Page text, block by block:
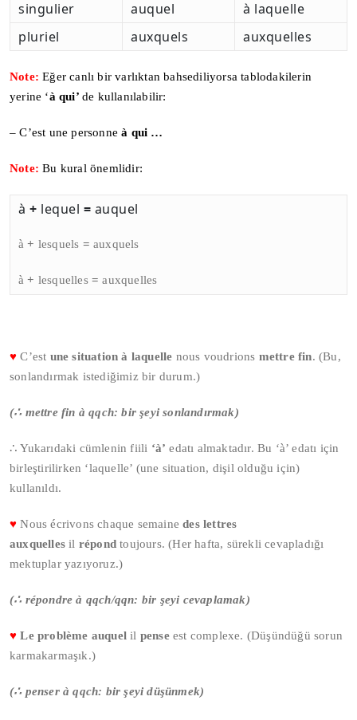
singulier
auquel
à laquelle
pluriel
auxquels auxquelles
Note: Eğer canlı bir varlıktan bahsediliyorsa tablodakilerin
yerine ‘à qui’de kullanılabilir:
– C’est une personneà qui …
Note:Bu kural önemlidir:
à + lequel = auquel
à+ lesquels = auxquels
à+ lesquelles= auxquelles
♥ C’est une situation à laquelle nous voudrions mettre fin. (Bu,
sonlandırmak istediğimiz bir durum.)
(∴ mettre fin à qqch: bir şeyi sonlandırmak)
∴ Yukarıdaki cümlenin fiili ‘à’ edatı almaktadır. Bu ‘à’ edatı için
birleştirilirken ‘laquelle’ (une situation, dişil olduğu için)
kullanıldı.
♥ Nous écrivons chaque semainedes lettres
auxquelles il répond toujours. (Her hafta, sürekli cevapladığı
mektuplar yazıyoruz.)
(∴ répondre à qqch/qqn: bir şeyi cevaplamak)
♥ Le problème auquel il penseest complexe. (Düşündüğü sorun
karmakarmaşık.)
(∴ penser à qqch: bir şeyi düşünmek)